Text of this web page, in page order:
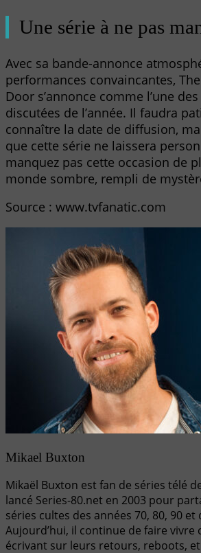
Une série à ne pas
Avec sa bande-annonce
performances convaincantes,
Door s’annonce comme l’une
discutées de l’année. Il faudra
connaître la date de diffusion,
que cette série ne laissera
manquez pas cette occasion de
monde sombre, rempli de
Source : www.tvfanatic.com
Mikael Buxton
Mikaël Buxton est fan de séries télé
lancé Series-80.net en 2003 pour
séries cultes des années 70, 80, 90 et
Aujourd’hui, il continue de faire vivre
écrivant sur leurs retours, reboots,